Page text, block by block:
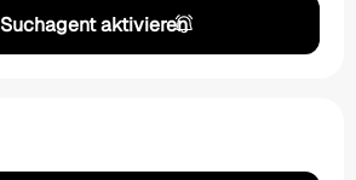
Suchagent aktivieren